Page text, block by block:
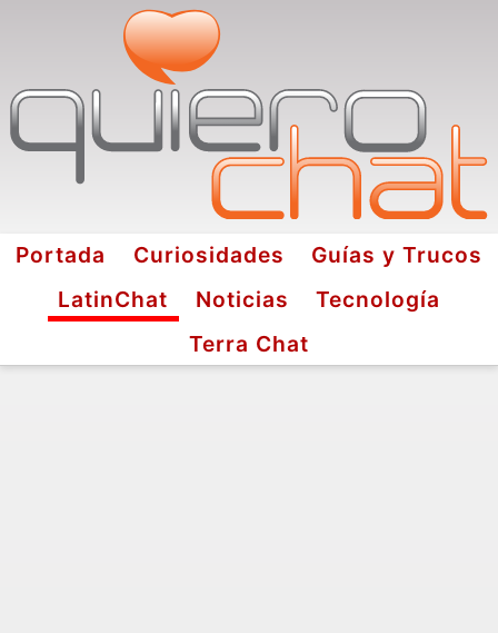
Portada Curiosidades
Guías y Trucos
LatinChat
Noticias
Tecnología
Terra Chat